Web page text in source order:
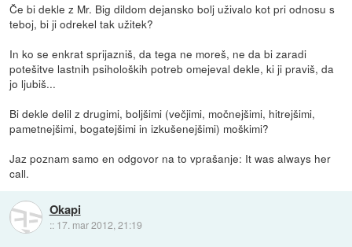
Če bi dekle z Mr. Big dildom dejansko bolj uživalo kot pri odnosu s
teboj, bi ji odrekel tak užitek?
In ko se enkrat sprijazniš, da tega ne moreš, ne da bi zaradi
potešitve lastnih psiholoških potreb omejeval dekle, ki ji praviš, da
jo ljubiš...
Bi dekle delil z drugimi, boljšimi (večjimi, močnejšimi, hitrejšimi,
pametnejšimi, bogatejšimi in izkušenejšimi) moškimi?
Jaz poznam samo en odgovor na to vprašanje: It was always her
call.
Okapi
:: 17. mar 2012, 21:19